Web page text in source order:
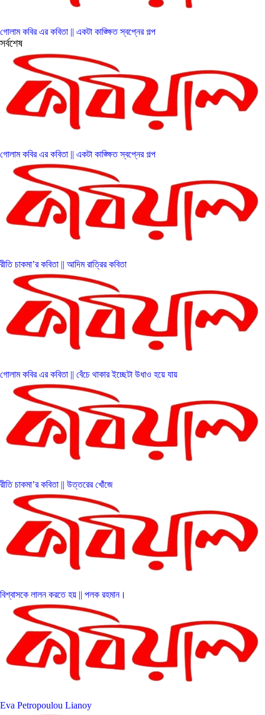
গোলাম কবির এর কবিতা || একটা কাঙ্ক্ষিত স্বপ্নের গল্প
সর্বশেষ
গোলাম কবির এর কবিতা || একটা কাঙ্ক্ষিত স্বপ্নের গল্প
রীতি চাকমা’র কবিতা || আদিম রাত্রির কবিতা
গোলাম কবির এর কবিতা || বেঁচে থাকার ইচ্ছেটা উধাও হয়ে যায়
রীতি চাকমা’র কবিতা || উত্তরের খোঁজে
বিশ্বাসকে লালন করতে হয় || পলক রহমান।
Eva Petropoulou Lianoy